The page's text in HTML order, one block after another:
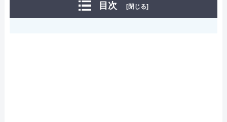
目次 [閉じる]